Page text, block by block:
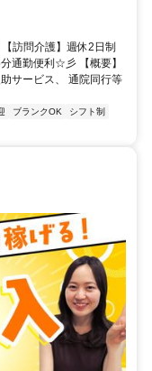
訪問介護】週休2日制
通勤便利☆彡 【概要】
サービス、 通院同行等
ブランクOK
シフト制